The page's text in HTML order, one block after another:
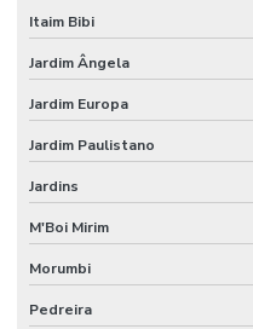
Instalação de revestimento
Instalador de porcelanato
Junta serrada
Juntas serradas concreto
Obra comercial
Itaim Bibi
Jardim Ângela
Jardim Europa
Jardim Paulistano
Jardins
M'Boi Mirim
Morumbi
Pedreira